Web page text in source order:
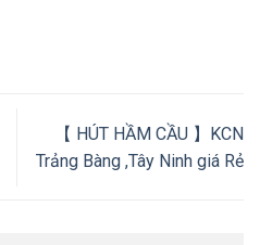
【 HÚT HẦM CẦU 】KCN
Trảng Bàng ,Tây Ninh giá Rẻ